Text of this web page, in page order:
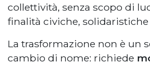
collettività, senza scopo di
finalità civiche, solidaristiche
La trasformazione non è un
cambio di nome: richiede